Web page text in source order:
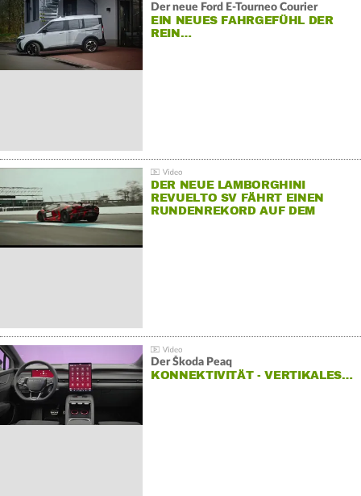
Der neue Ford E-Tourneo Courier
EIN NEUES FAHRGEFÜHL DER
REIN…
DER NEUE LAMBORGHINI
REVUELTO SV FÄHRT EINEN
RUNDENREKORD AUF DEM
Der Škoda Peaq
KONNEKTIVITÄT - VERTIKALES…